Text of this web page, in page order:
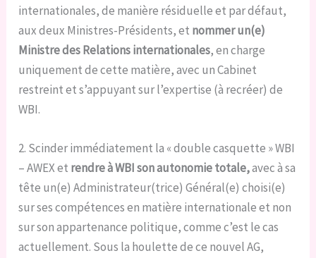
internationales, de manière résiduelle et par défaut,
aux deux Ministres-Présidents, et nommer un(e)
Ministre des Relations internationales, en charge
uniquement de cette matière, avec un Cabinet
restreint et s’appuyant sur l’expertise (à recréer) de
WBI.
2. Scinder immédiatement la « double casquette » WBI
– AWEX et rendre à WBI son autonomie totale,avec à sa
tête un(e) Administrateur(trice) Général(e) choisi(e)
sur ses compétences en matière internationale et non
sur son appartenance politique, comme c’est le cas
actuellement. Sous la houlette de ce nouvel AG,